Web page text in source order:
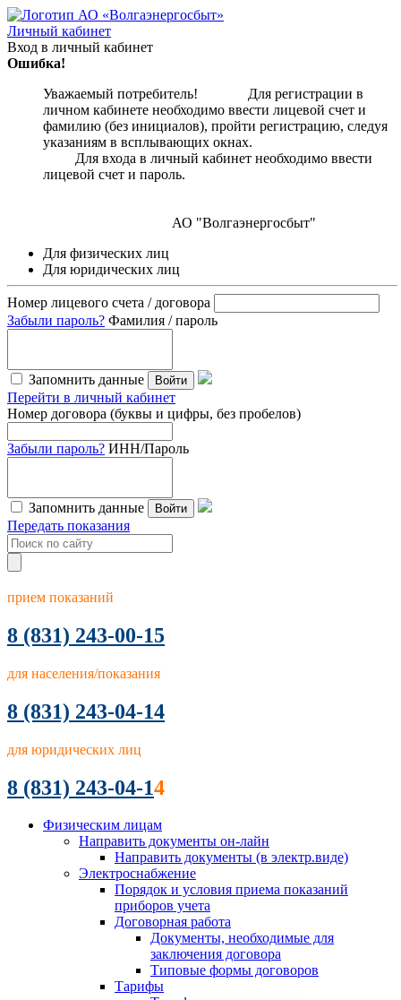
Личный кабинет
Вход в личный кабинет
Ошибка!
Уважаемый потребитель! Для регистрации в
личном кабинете необходимо ввести лицевой счет и
фамилию (без инициалов), пройти регистрацию, следуя
указаниям в всплывающих окнах.
Для входа в личный кабинет необходимо ввести
лицевой счет и пароль.
АО "Волгаэнергосбыт"
Для физических лиц
Для юридических лиц
Номер лицевого счета / договора
Забыли пароль? Фамилия / пароль
Запомнить данные Войти
Перейти в личный кабинет
Номер договора (буквы и цифры, без пробелов)
Забыли пароль? ИНН/Пароль
Запомнить данные Войти
Передать показания
прием показаний
8 (831) 243-00-15
для населения/показания
8 (831) 243-04-14
для юридических лиц
8 (831) 243-04-14
Физическим лицам
Направить документы он-лайн
Направить документы (в электр.виде)
Электроснабжение
Порядок и условия приема показаний
приборов учета
Договорная работа
Документы, необходимые для
заключения договора
Типовые формы договоров
Тарифы